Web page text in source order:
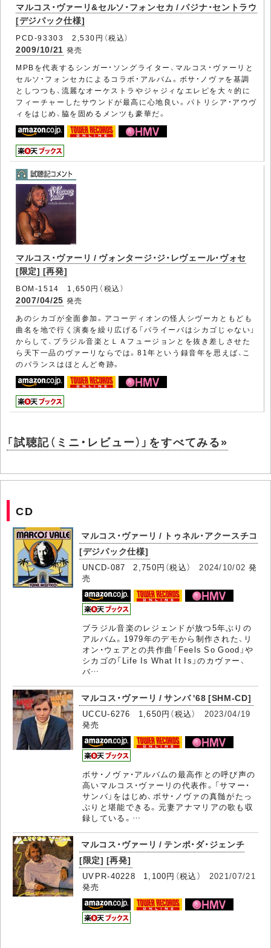
マルコス・ヴァーリ&セルソ・フォンセカ / パジナ・セントラウ
[デジパック仕様]
PCD-93303 2,530円（税込）
2009/10/21 発売
MPBを代表するシンガー・ソングライター、マルコス・ヴァーリと
セルソ・フォンセカによるコラボ・アルバム。ボサ・ノヴァを基調
としつつも、流麗なオーケストラやジャジィなエレピを大々的に
フィーチャーしたサウンドが最高に心地良い。パトリシア・アウヴ
ィをはじめ、脇を固めるメンツも豪華だ。
マルコス・ヴァーリ / ヴォンタージ・ジ・レヴェール・ヴォセ
[限定] [再発]
BOM-1514 1,650円（税込）
2007/04/25 発売
あのシカゴが全面参加。アコーディオンの怪人シヴーカともども
曲名を地で行く演奏を繰り広げる「パライーバはシカゴじゃない」
からして、ブラジル音楽とＬＡフュージョンとを抜き差しさせた
ら天下一品のヴァーリならでは。81年という録音年を思えば、こ
のバランスはほとんど奇跡。
「試聴記（ミニ・レビュー）」をすべてみる»
CD
マルコス・ヴァーリ / トゥネル・アクースチコ
[デジパック仕様]
UNCD-087 2,750円（税込）2024/10/02 発
売
ブラジル音楽のレジェンドが放つ5年ぶりの
アルバム。1979年のデモから制作された、リ
オン・ウェアとの共作曲「Feels So Good」や
シカゴの「Life Is What It Is」のカヴァー、
バ…
マルコス・ヴァーリ / サンバ '68 [SHM-CD]
UCCU-6276 1,650円（税込） 2023/04/19
発売
ボサ・ノヴァ・アルバムの最高作との呼び声の
高いマルコス・ヴァーリの代表作。「サマー・
サンバ」をはじめ、ボサ・ノヴァの真髄がたっ
ぷりと堪能できる。元妻アナマリアの歌も収
録している。…
マルコス・ヴァーリ / テンポ・ダ・ジェンチ
[限定] [再発]
UVPR-40228 1,100円（税込） 2021/07/21
発売